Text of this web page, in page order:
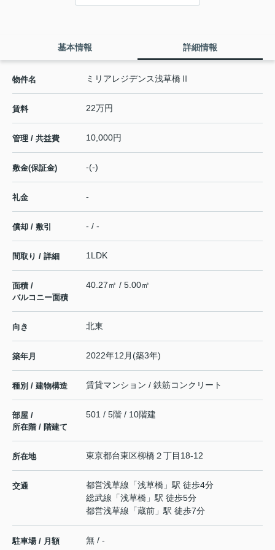
基本情報 詳細情報
物件名 ミリアレジデンス浅草橋Ⅱ
賃料 22万円
管理 / 共益費 10,000円
敷金(保証金) -(-)
礼金 -
償却 / 敷引 - / -
間取り / 詳細 1LDK
面積 /
バルコニー面積
40.27㎡ / 5.00㎡
向き 北東
築年月 2022年12月(築3年)
種別 / 建物構造 賃貸マンション / 鉄筋コンクリート
部屋 /
所在階 / 階建て
501 / 5階 / 10階建
所在地 東京都台東区柳橋２丁目18-12
交通 都営浅草線 「浅草橋 」駅 徒歩4分
総武線 「浅草橋 」駅 徒歩5分
都営浅草線 「蔵前 」駅 徒歩7分
駐車場 / 月額 無 / -